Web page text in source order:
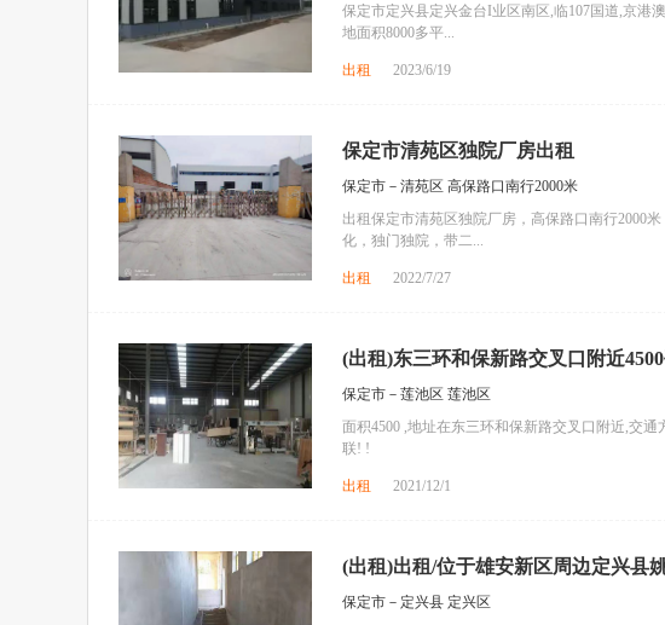
保定市定兴县定兴金台I业区南区,临107国道,京港
地面积8000多平...
出租 2023/6/19
保定市清苑区独院厂房出租
保定市－清苑区 高保路口南行2000米
出租保定市清苑区独院厂房，高保路口南行2000
化，独门独院，带二...
出租 2022/7/27
(出租)东三环和保新路交叉口附近
保定市－莲池区 莲池区
面积4500 ,地址在东三环和保新路交叉口附近,交
联! !
出租 2021/12/1
(出租)出租/位于雄安新区周边定兴县
保定市－定兴县 定兴区